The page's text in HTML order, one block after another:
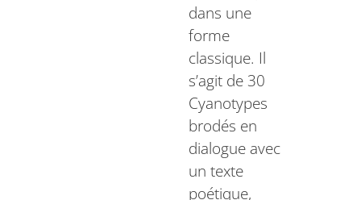
dans une
forme
classique. Il
s’agit de 30
Cyanotypes
brodés en
dialogue avec
un texte
poétique,